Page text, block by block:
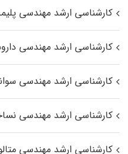
کارشناسی ارشد مهندسی
کارشناسی ارشد مهندسی
کارشناسی ارشد مهندسی
کارشناسی ارشد مهندسی
کارشناسی ارشد مهندسی